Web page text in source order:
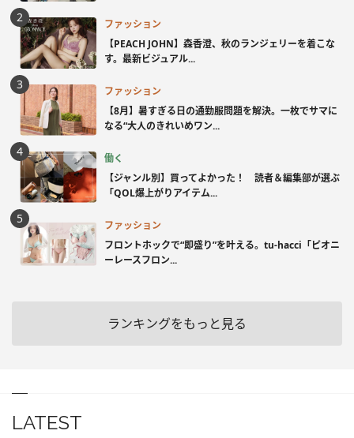
ファッション
【PEACH JOHN】森香澄、秋のランジェリーを着こな
す。最新ビジュアル...
ファッション
【8月】暑すぎる日の通勤服問題を解決。一枚でサマに
なる“大人のきれいめワン...
働く
【ジャンル別】買ってよかった！ 読者＆編集部が選ぶ
「QOL爆上がりアイテム...
ファッション
フロントホックで“即盛り”を叶える。tu-hacci「ピオニ
ーレースフロン...
ランキングをもっと見る
LATEST